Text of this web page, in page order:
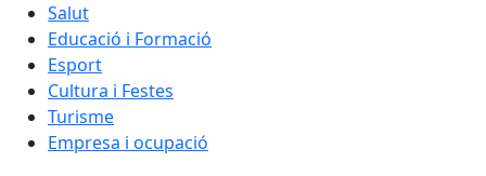
Salut
Educació i Formació
Esport
Cultura i Festes
Turisme
Empresa i ocupació